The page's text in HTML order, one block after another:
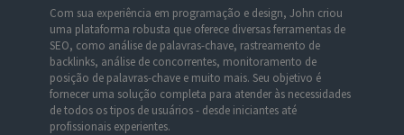
Com sua experiência em programação e design, John criou
uma plataforma robusta que oferece diversas ferramentas de
SEO, como análise de palavras-chave, rastreamento de
backlinks, análise de concorrentes, monitoramento de
posição de palavras-chave e muito mais. Seu objetivo é
fornecer uma solução completa para atender às necessidades
de todos os tipos de usuários - desde iniciantes até
profissionais experientes.